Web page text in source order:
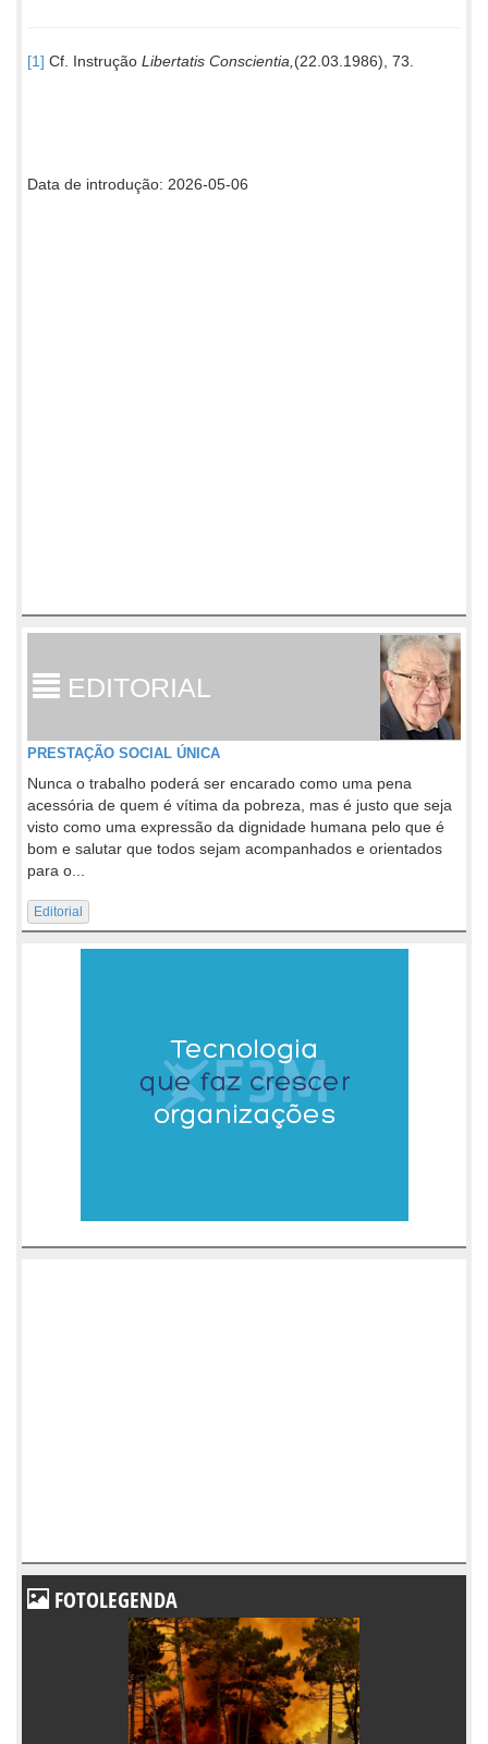
[1] Cf. Instrução Libertatis Conscientia, (22.03.1986), 73.
Data de introdução: 2026-05-06
EDITORIAL
PRESTAÇÃO SOCIAL ÚNICA
Nunca o trabalho poderá ser encarado como uma pena
acessória de quem é vítima da pobreza, mas é justo que seja
visto como uma expressão da dignidade humana pelo que é
bom e salutar que todos sejam acompanhados e orientados
para o...
Editorial
FOTOLEGENDA